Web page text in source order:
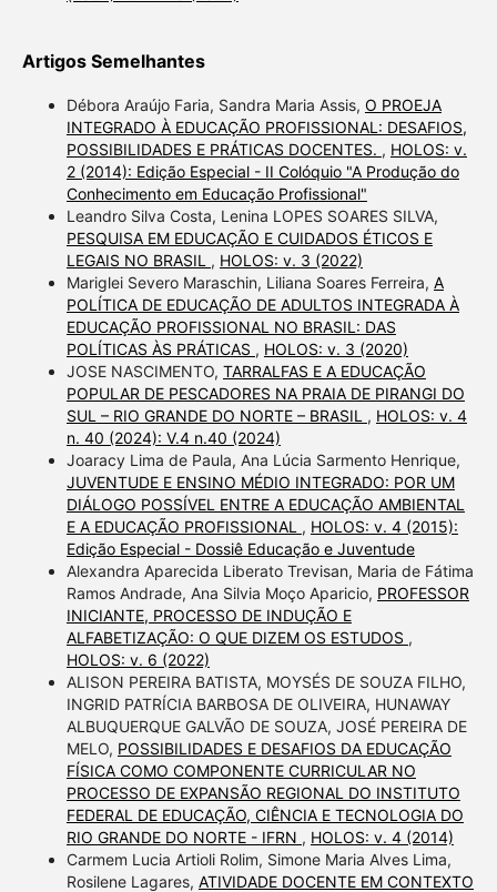
Artigos Semelhantes
Débora Araújo Faria, Sandra Maria Assis, O PROEJA
INTEGRADO À EDUCAÇÃO PROFISSIONAL: DESAFIOS,
POSSIBILIDADES E PRÁTICAS DOCENTES. , HOLOS: v.
2 (2014): Edição Especial - II Colóquio "A Produção do
Conhecimento em Educação Profissional"
Leandro Silva Costa, Lenina LOPES SOARES SILVA,
PESQUISA EM EDUCAÇÃO E CUIDADOS ÉTICOS E
LEGAIS NO BRASIL , HOLOS: v. 3 (2022)
Mariglei Severo Maraschin, Liliana Soares Ferreira, A
POLÍTICA DE EDUCAÇÃO DE ADULTOS INTEGRADA À
EDUCAÇÃO PROFISSIONAL NO BRASIL: DAS
POLÍTICAS ÀS PRÁTICAS , HOLOS: v. 3 (2020)
JOSE NASCIMENTO, TARRALFAS E A EDUCAÇÃO
POPULAR DE PESCADORES NA PRAIA DE PIRANGI DO
SUL – RIO GRANDE DO NORTE – BRASIL , HOLOS: v. 4
n. 40 (2024): V.4 n.40 (2024)
Joaracy Lima de Paula, Ana Lúcia Sarmento Henrique,
JUVENTUDE E ENSINO MÉDIO INTEGRADO: POR UM
DIÁLOGO POSSÍVEL ENTRE A EDUCAÇÃO AMBIENTAL
E A EDUCAÇÃO PROFISSIONAL , HOLOS: v. 4 (2015):
Edição Especial - Dossiê Educação e Juventude
Alexandra Aparecida Liberato Trevisan, Maria de Fátima
Ramos Andrade, Ana Silvia Moço Aparicio, PROFESSOR
INICIANTE, PROCESSO DE INDUÇÃO E
ALFABETIZAÇÃO: O QUE DIZEM OS ESTUDOS ,
HOLOS: v. 6 (2022)
ALISON PEREIRA BATISTA, MOYSÉS DE SOUZA FILHO,
INGRID PATRÍCIA BARBOSA DE OLIVEIRA, HUNAWAY
ALBUQUERQUE GALVÃO DE SOUZA, JOSÉ PEREIRA DE
MELO, POSSIBILIDADES E DESAFIOS DA EDUCAÇÃO
FÍSICA COMO COMPONENTE CURRICULAR NO
PROCESSO DE EXPANSÃO REGIONAL DO INSTITUTO
FEDERAL DE EDUCAÇÃO, CIÊNCIA E TECNOLOGIA DO
RIO GRANDE DO NORTE - IFRN , HOLOS: v. 4 (2014)
Carmem Lucia Artioli Rolim, Simone Maria Alves Lima,
Rosilene Lagares, ATIVIDADE DOCENTE EM CONTEXTO